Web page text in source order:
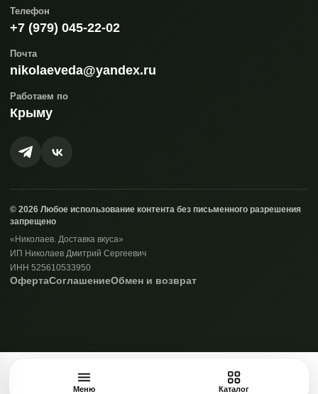
Меню Каталог
Телефон
+7 (979) 045-22-02
Почта
nikolaeveda@yandex.ru
Работаем по
Крыму
© 2026 Любое использование контента без письменного разрешения
запрещено
«Николаев. Доставка вкуса»
ИП Николаев Дмитрий Сергеевич
ИНН 525610533950
ОфертаСоглашениеОбмен и возврат